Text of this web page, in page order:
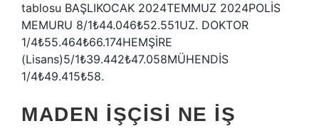
tablosu BAŞLIKOCAK 2024TEMMUZ 2024POLİS
MEMURU 8/1₺44.046₺52.551UZ. DOKTOR
1/4₺55.464₺66.174HEMŞİRE
(Lisans)5/1₺39.442₺47.058MÜHENDİS
1/4₺49.415₺58.
MADEN IŞÇISI NE IŞ